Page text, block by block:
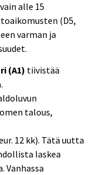
alle 15
(D5,
varman ja
(A1) tiivistää
talous,
12 kk). Tätä uutta
laskea
Vanhassa